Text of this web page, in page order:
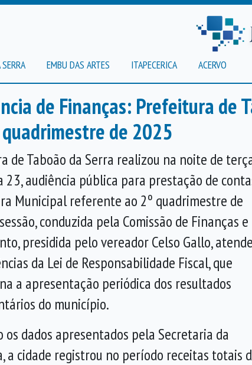
EMBU DAS ARTES ITAPECERICA ACERVO
de Finanças: Prefeitura de
de 2025
de Taboão da Serra realizou na noite de
23, audiência pública para prestação de
Municipal referente ao 2º quadrimestre de
conduzida pela Comissão de Finanças e
presidida pelo vereador Celso Gallo,
da Lei de Responsabilidade Fiscal, que
a apresentação periódica dos resultados
do município.
os dados apresentados pela Secretaria da
a cidade registrou no período receitas totais